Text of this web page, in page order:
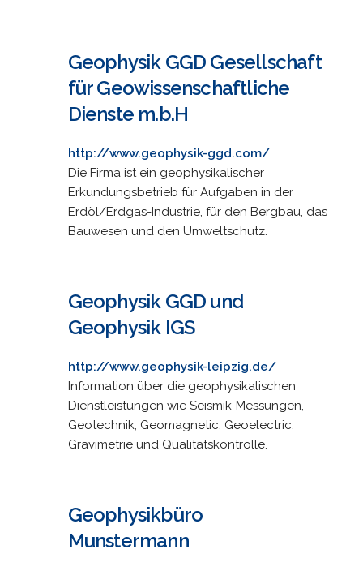
Geophysik GGD Gesellschaft
für Geowissenschaftliche
Dienste m.b.H
http://www.geophysik-ggd.com/
Die Firma ist ein geophysikalischer
Erkundungsbetrieb für Aufgaben in der
Erdöl/Erdgas-Industrie, für den Bergbau, das
Bauwesen und den Umweltschutz.
Geophysik GGD und
Geophysik IGS
http://www.geophysik-leipzig.de/
Information über die geophysikalischen
Dienstleistungen wie Seismik-Messungen,
Geotechnik, Geomagnetic, Geoelectric,
Gravimetrie und Qualitätskontrolle.
Geophysikbüro
Munstermann